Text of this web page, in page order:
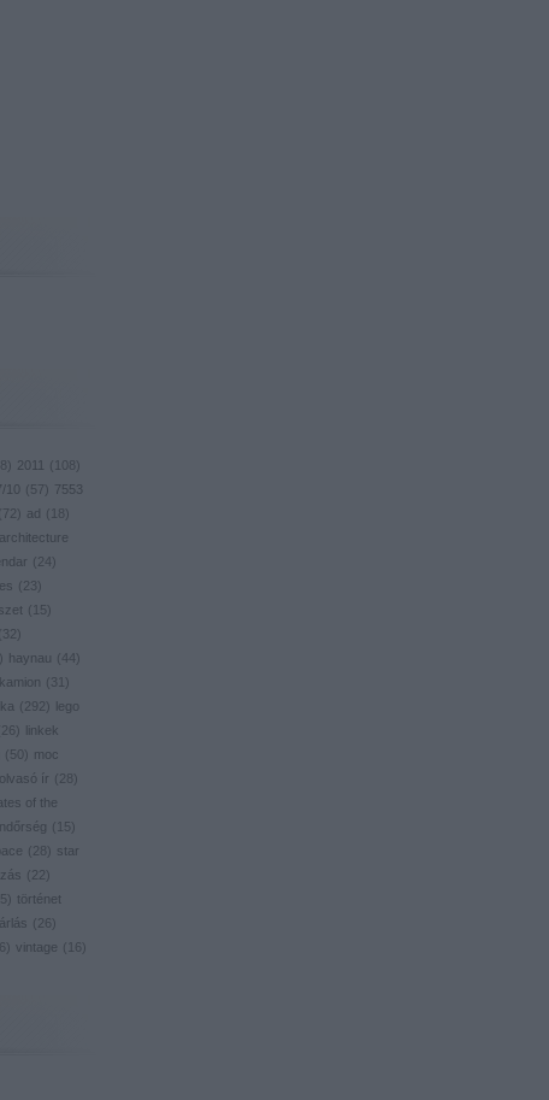
) 2011 ( 108 )
10 ( 57) 7553
72) ad ( 18 )
architecture
( 24)
( 23)
( 15)
32)
) haynau ( 44)
kamion ( 31
)
( 292)
lego
26 )
linkek
( 50) moc
olvasó ír ( 28 )
of the
( 15)
( 28 ) star
( 22)
15) történet
( 26 )
) vintage ( 16 )